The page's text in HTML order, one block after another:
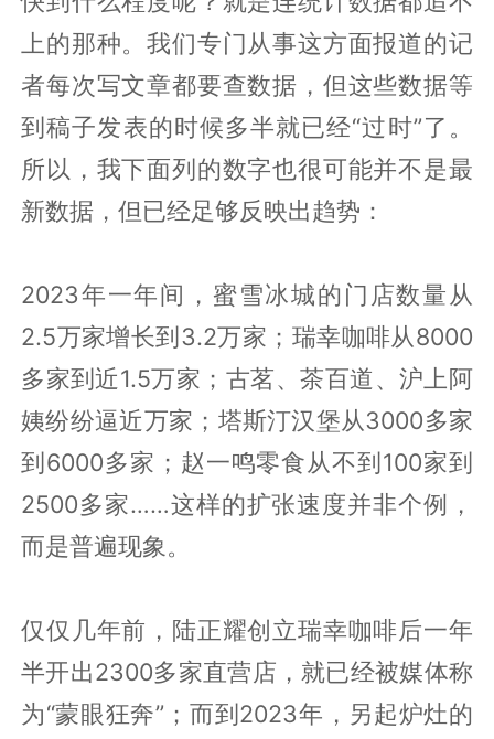
上的那种。我们专门从事这方面报道的记
者每次写文章都要查数据，但这些数据等
到稿子发表的时候多半就已经“过时”了。
所以，我下面列的数字也很可能并不是最
新数据，但已经足够反映出趋势：
2023年一年间，蜜雪冰城的门店数量从
2.5万家增长到3.2万家；瑞幸咖啡从8000
多家到近1.5万家；古茗、茶百道、沪上阿
姨纷纷逼近万家；塔斯汀汉堡从3000多家
到6000多家；赵一鸣零食从不到100家到
2500多家……这样的扩张速度并非个例，
而是普遍现象。
仅仅几年前，陆正耀创立瑞幸咖啡后一年
半开出2300多家直营店，就已经被媒体称
为“蒙眼狂奔”；而到2023年，另起炉灶的